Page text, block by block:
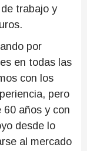
trabajo y
por
en todas las
con los
pero
60 años y con
desde lo
al mercado